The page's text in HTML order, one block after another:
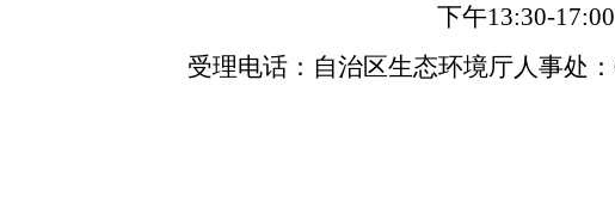
下午13:30-17:00
受理电话： 自治区生态环境厅人事处